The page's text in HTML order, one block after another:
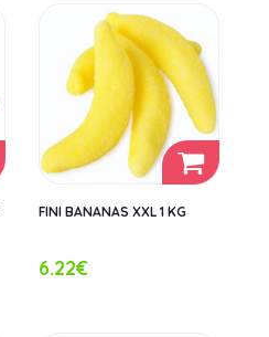
FINI BANANAS XXL 1 KG
6.22€